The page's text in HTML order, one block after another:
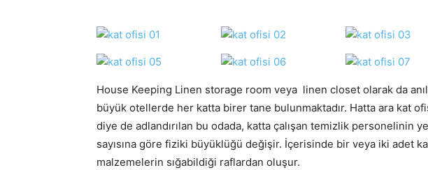
House Keeping Linen storage room veya linen closet olarak da
büyük otellerde her katta birer tane bulunmaktadır. Hatta ara kat
diye de adlandırılan bu odada, katta çalışan temizlik personelinin
sayısına göre fiziki büyüklüğü değişir. İçerisinde bir veya iki adet
malzemelerin sığabildiği raflardan oluşur.